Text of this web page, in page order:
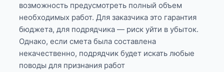
возможность предусмотреть полный объем
необходимых работ. Для заказчика это гарантия
бюджета, для подрядчика — риск уйти в убыток.
Однако, если смета была составлена
некачественно, подрядчик будет искать любые
поводы для признания работ